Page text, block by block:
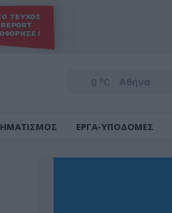
0 oC
ΕΡΓΑ-ΥΠΟΔΟΜΕΣ